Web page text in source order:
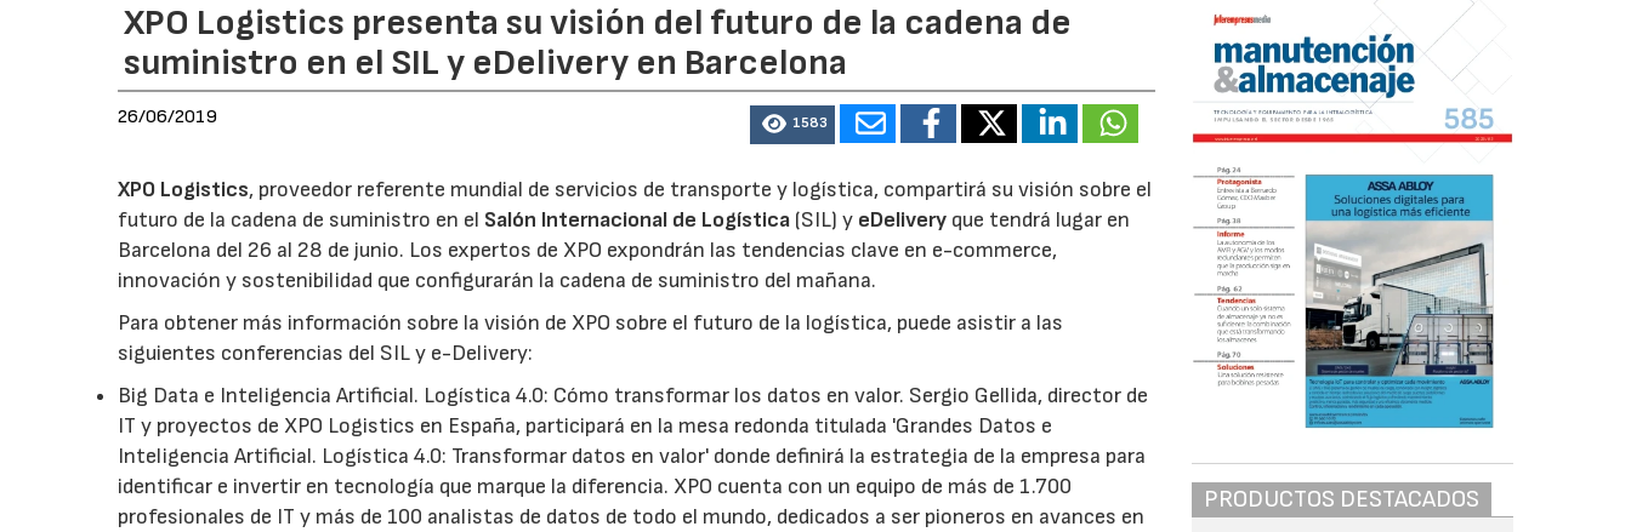
XPO Logistics presenta su visión del futuro de la cadena de
suministro en el SIL y eDelivery en Barcelona
26/06/2019 1583
XPO Logistics, proveedor referente mundial de servicios de transporte y logística, compartirá su visión sobre el
futuro de la cadena de suministro en el Salón Internacional de Logística (SIL) y eDelivery que tendrá lugar en
Barcelona del 26 al 28 de junio. Los expertos de XPO expondrán las tendencias clave en e-commerce,
innovación y sostenibilidad que configurarán la cadena de suministro del mañana.
Para obtener más información sobre la visión de XPO sobre el futuro de la logística, puede asistir a las
siguientes conferencias del SIL y e-Delivery:
Big Data e Inteligencia Artificial. Logística 4.0: Cómo transformar los datos en valor. Sergio Gellida, director de
IT y proyectos de XPO Logistics en España, participará en la mesa redonda titulada 'Grandes Datos e
Inteligencia Artificial. Logística 4.0: Transformar datos en valor' donde definirá la estrategia de la empresa para
identificar e invertir en tecnología que marque la diferencia. XPO cuenta con un equipo de más de 1.700
profesionales de IT y más de 100 analistas de datos de todo el mundo, dedicados a ser pioneros en avances en
PRODUCTOS DESTACADOS